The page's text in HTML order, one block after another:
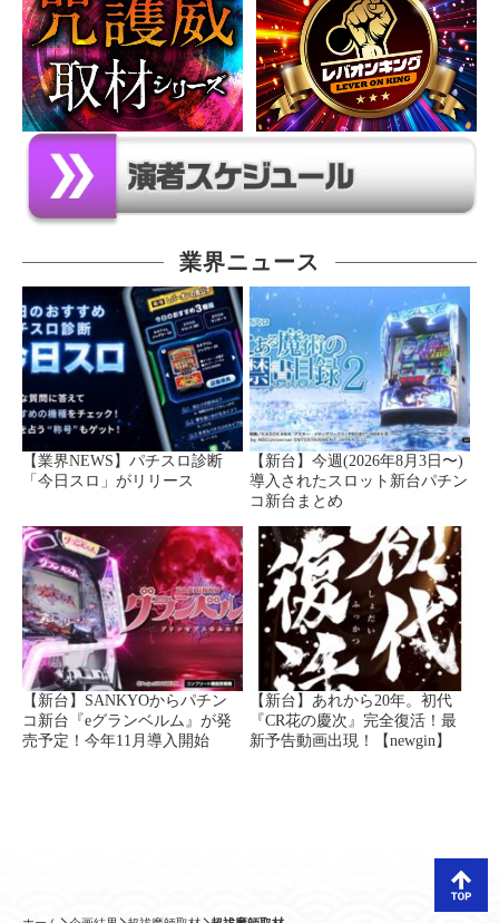
業界ニュース
【業界NEWS】パチスロ診断
「今日スロ」がリリース
【新台】今週(2026年8月3日〜)
導入されたスロット新台パチン
コ新台まとめ
【新台】SANKYOからパチン
コ新台『eグランベルム』が発
売予定！今年11月導入開始
【新台】あれから20年。初代
『CR花の慶次』完全復活！最
新予告動画出現！【newgin】